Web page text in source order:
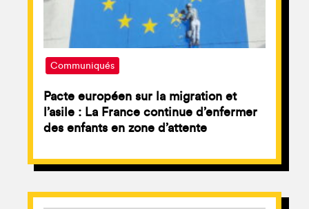
Communiqués
Pacte européen sur la migration et
l’asile : La France continue d’enfermer
des enfants en zone d’attente